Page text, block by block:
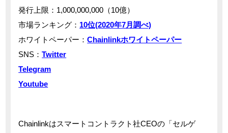
発行上限：1,000,000,000（10億）
市場ランキング： 10位(2020年7月調べ)
ホワイトペーパー：Chainlinkホワイトペーパー
SNS：Twitter
Telegram
Youtube
Chainlinkはスマートコントラクト社CEOの「セルゲ